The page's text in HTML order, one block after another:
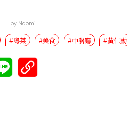
| by Naomi
#粵菜 #美食 #中餐廳 #黃仁勳